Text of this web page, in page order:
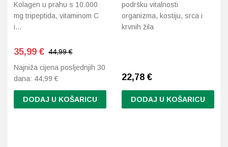
Kolagen u prahu s 10.000
mg tripeptida, vitaminom C
i…
35,99 € 44,99 €
Najniža cijena posljednjih 30
dana: 44,99 €
DODAJ U KOŠARICU
podršku vitalnosti
organizma, kostiju, srca i
krvnih žila
22,78 €
DODAJ U KOŠARICU